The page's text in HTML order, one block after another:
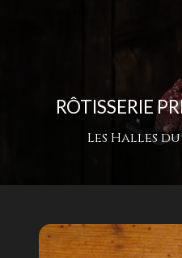
RÔTISSERIE
Les Halles